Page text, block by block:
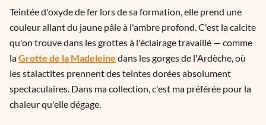
Teintée d'oxyde de fer lors de sa formation, elle prend une
couleur allant du jaune pâle à l'ambre profond. C'est la calcite
qu'on trouve dans les grottes à l'éclairage travaillé — comme
laGrotte de la Madeleine dans les gorges de l'Ardèche, où
les stalactites prennent des teintes dorées absolument
spectaculaires. Dans ma collection, c'est ma préférée pour la
chaleur qu'elle dégage.